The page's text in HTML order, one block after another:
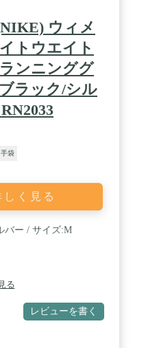
】
ウィメ
トウエイト
ンニンググ
ラック/シル
袋
く見る
バー / サイズ:M
る
レビューを書く